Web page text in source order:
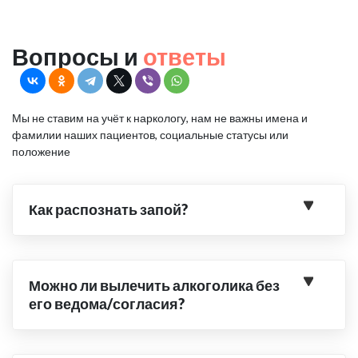
Вопросы и ответы
Мы не ставим на учёт к наркологу, нам не важны имена и
фамилии наших пациентов, социальные статусы или
положение
Как распознать запой?
Можно ли вылечить алкоголика без
его ведома/согласия?